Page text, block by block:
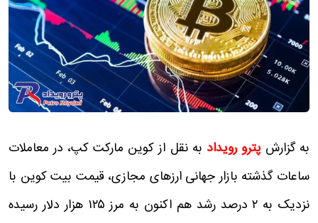
به گزارشپترو رویداد به نقل از کوین مارکت کپ، در معاملات
ساعات گذشته بازار جهانی ارزهای مجازی، قیمت بیت کوین با
نزدیک به ۲ درصد رشد هم اکنون به مرز ۱۲۵ هزار دلار رسیده